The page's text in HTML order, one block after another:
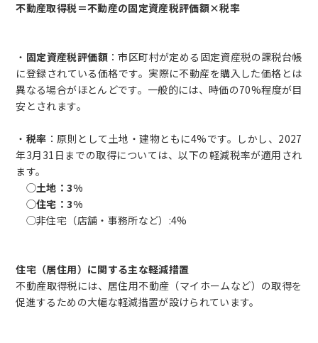
不動産取得税＝不動産の固定資産税評価額×税率
・ 固定資産税評価額 ：市区町村が定める固定資産税の課税台帳
に登録されている価格です。実際に不動産を購入した価格とは
異なる場合がほとんどです。一般的には、時価の70%程度が目
安とされます。
・ 税率 ：原則として土地・建物ともに4%です。しかし、2027
年3月31日までの取得については、以下の軽減税率が適用され
ます。
◯土地：3%
◯住宅：3%
◯非住宅（店舗・事務所など）:4%
住宅（居住用）に関する主な軽減措置
不動産取得税には、居住用不動産（マイホームなど）の取得を
促進するための大幅な軽減措置が設けられています。